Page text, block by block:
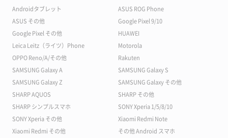
Androidタブレット
ASUS ROG Phone
ASUS その他
Google Pixel 9/10
Google Pixel その他
HUAWEI
Leica Leitz（ライツ）Phone
Motorola
OPPO Reno/A/その他
Rakuten
SAMSUNG Galaxy A
SAMSUNG Galaxy S
SAMSUNG Galaxy Z
SAMSUNG Galaxy その他
SHARP AQUOS
SHARP その他
SHARP シンプルスマホ
SONY Xperia 1/5/8/10
SONY Xperia その他
Xiaomi Redmi Note
Xiaomi Redmi その他
その他 Android スマホ